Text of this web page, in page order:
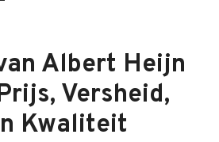
Albert Heijn
Versheid,
Kwaliteit